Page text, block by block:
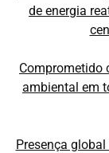
de energia
Comprometido
ambiental em
Presença